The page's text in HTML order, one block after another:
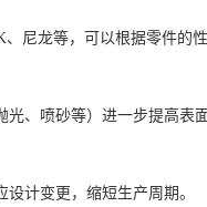
尼龙等，可以根据零件的
、喷砂等）进一步提高表
计变更，缩短生产周期。